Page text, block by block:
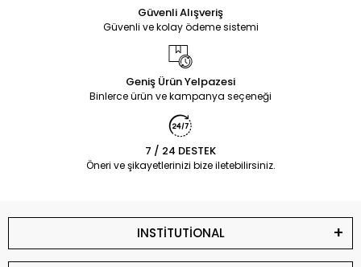
Güvenli Alışveriş
Güvenli ve kolay ödeme sistemi
Geniş Ürün Yelpazesi
Binlerce ürün ve kampanya seçeneği
7 / 24 DESTEK
Öneri ve şikayetlerinizi bize iletebilirsiniz.
INSTİTUTİONAL